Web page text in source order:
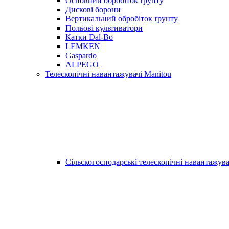
Дискові борони
Вертикальний обробіток ґрунту
Польові культиватори
Катки Dal-Bo
LEMKEN
Gaspardo
ALPEGO
Телескопічні навантажувачі Manitou
Сільскогосподарські телескопічні